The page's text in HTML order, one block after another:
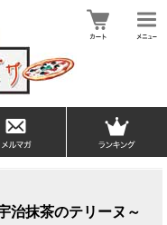
治抹茶のテリーヌ～